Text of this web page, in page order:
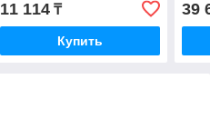
11 114₸
Купить
39